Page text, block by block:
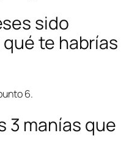
sido
te habrías
6.
3 manías que